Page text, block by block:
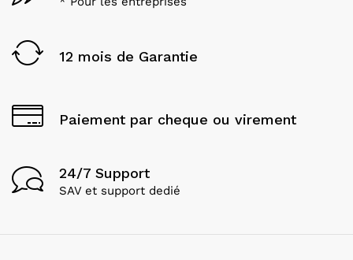
12 mois de Garantie
Paiement par cheque ou virement
24/7 Support
SAV et support dedié